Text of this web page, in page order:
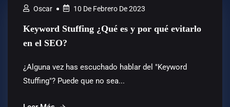
Oscar 10 De Febrero De 2023
Keyword Stuffing ¿Qué es y por qué evitarlo
en el SEO?
¿Alguna vez has escuchado hablar del "Keyword
Stuffing"? Puede que no sea...